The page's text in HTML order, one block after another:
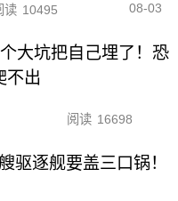
读 10495 08-03
大坑把自己埋了！恐
不出
阅读 16698
驱逐舰要盖三口锅！